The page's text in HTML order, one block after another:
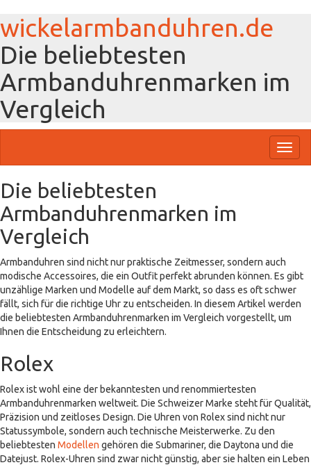
wickelarmbanduhren.de
Die beliebtesten
Armbanduhrenmarken im
Vergleich
Die beliebtesten
Armbanduhrenmarken im
Vergleich
Armbanduhren sind nicht nur praktische Zeitmesser, sondern auch
modische Accessoires, die ein Outfit perfekt abrunden können. Es gibt
unzählige Marken und Modelle auf dem Markt, so dass es oft schwer
fällt, sich für die richtige Uhr zu entscheiden. In diesem Artikel werden
die beliebtesten Armbanduhrenmarken im Vergleich vorgestellt, um
Ihnen die Entscheidung zu erleichtern.
Rolex
Rolex ist wohl eine der bekanntesten und renommiertesten
Armbanduhrenmarken weltweit. Die Schweizer Marke steht für Qualität,
Präzision und zeitloses Design. Die Uhren von Rolex sind nicht nur
Statussymbole, sondern auch technische Meisterwerke. Zu den
beliebtesten Modellen gehören die Submariner, die Daytona und die
Datejust. Rolex-Uhren sind zwar nicht günstig, aber sie halten ein Leben